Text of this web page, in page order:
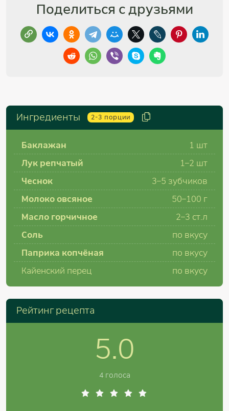
Поделиться с друзьями
Ингредиенты 2-3 порции
Баклажан 1 шт
Лук репчатый
1–2 шт
Чеснок
3–5 зубчиков
Молоко овсяное
50–100 г
Масло горчичное
2–3 ст.л
Соль
по вкусу
Паприка копчёная
по вкусу
Кайенский перец
по вкусу
Рейтинг рецепта
5.0
4 голоса